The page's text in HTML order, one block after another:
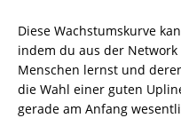
Diese Wachstumskurve
indem du aus der
Menschen lernst und
die Wahl einer guten
gerade am Anfang